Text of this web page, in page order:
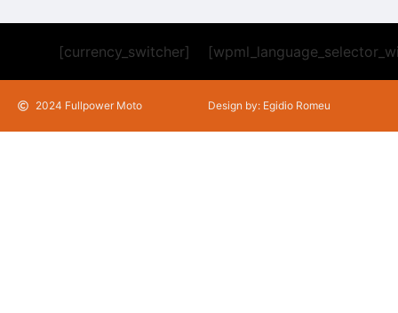
[currency_switcher]
2024 Fullpower Moto Design by: Egidio Romeu